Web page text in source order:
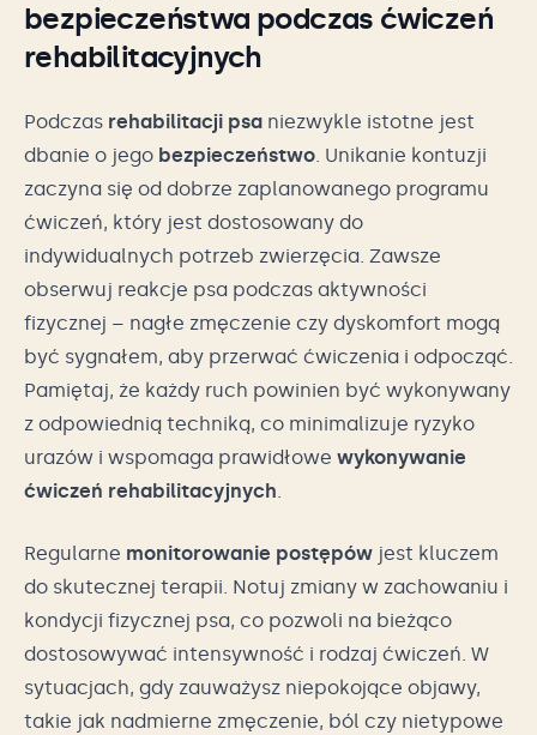
bezpieczeństwa podczas ćwiczeń
rehabilitacyjnych
Podczas rehabilitacji psa niezwykle istotne jest
dbanie o jego bezpieczeństwo. Unikanie kontuzji
zaczyna się od dobrze zaplanowanego programu
ćwiczeń, który jest dostosowany do
indywidualnych potrzeb zwierzęcia. Zawsze
obserwuj reakcje psa podczas aktywności
fizycznej – nagłe zmęczenie czy dyskomfort mogą
być sygnałem, aby przerwać ćwiczenia i odpocząć.
Pamiętaj, że każdy ruch powinien być wykonywany
z odpowiednią techniką, co minimalizuje ryzyko
urazów i wspomaga prawidłowe wykonywanie
ćwiczeń rehabilitacyjnych.
Regularne monitorowanie postępów jest kluczem
do skutecznej terapii. Notuj zmiany w zachowaniu i
kondycji fizycznej psa, co pozwoli na bieżąco
dostosowywać intensywność i rodzaj ćwiczeń. W
sytuacjach, gdy zauważysz niepokojące objawy,
takie jak nadmierne zmęczenie, ból czy nietypowe